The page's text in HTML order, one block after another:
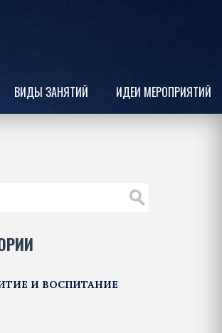
ВИДЫ ЗАНЯТИЙ ИДЕИ МЕРОПРИЯТИЙ
И ВОСПИТАНИЕ